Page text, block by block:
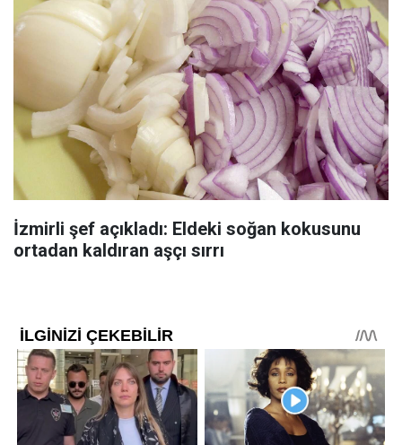
İzmirli şef açıkladı: Eldeki soğan kokusunu
ortadan kaldıran aşçı sırrı